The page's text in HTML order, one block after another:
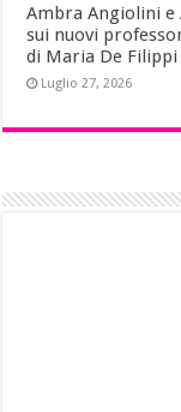
Ambra Angiolini e
sui nuovi
di Maria De Filippi
Luglio 27, 2026